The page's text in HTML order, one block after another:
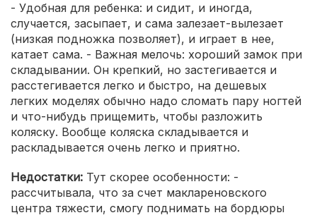
- Удобная для ребенка: и сидит, и иногда,
случается, засыпает, и сама залезает-вылезает
(низкая подножка позволяет), и играет в нее,
катает сама. - Важная мелочь: хороший замок при
складывании. Он крепкий, но застегивается и
расстегивается легко и быстро, на дешевых
легких моделях обычно надо сломать пару ногтей
и что-нибудь прищемить, чтобы разложить
коляску. Вообще коляска складывается и
раскладывается очень легко и приятно.
Недостатки: Тут скорее особенности: -
рассчитывала, что за счет маклареновского
центра тяжести, смогу поднимать на бордюры